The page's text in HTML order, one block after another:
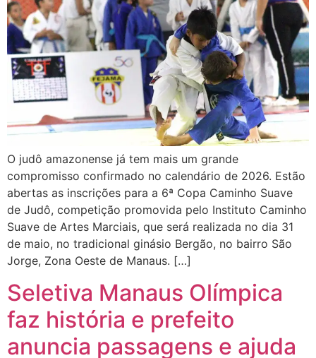
O judô amazonense já tem mais um grande
compromisso confirmado no calendário de 2026. Estão
abertas as inscrições para a 6ª Copa Caminho Suave
de Judô, competição promovida pelo Instituto Caminho
Suave de Artes Marciais, que será realizada no dia 31
de maio, no tradicional ginásio Bergão, no bairro São
Jorge, Zona Oeste de Manaus. […]
Seletiva Manaus Olímpica
faz história e prefeito
anuncia passagens e ajuda